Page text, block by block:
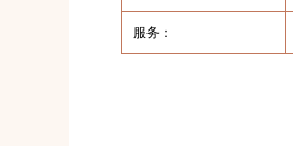
服务：